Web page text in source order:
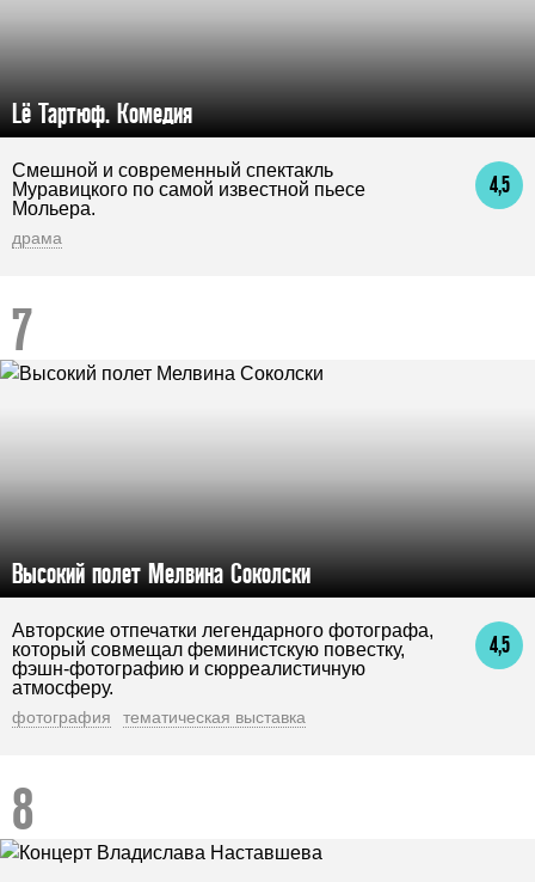
Lё Тартюф. Комедия
4,5
Смешной и современный спектакль
Муравицкого по самой известной пьесе
Мольера.
драма
Высокий полет Мелвина Соколски
4,5
Авторские отпечатки легендарного фотографа,
который совмещал феминистскую повестку,
фэшн-фотографию и сюрреалистичную
атмосферу.
фотография тематическая выставка